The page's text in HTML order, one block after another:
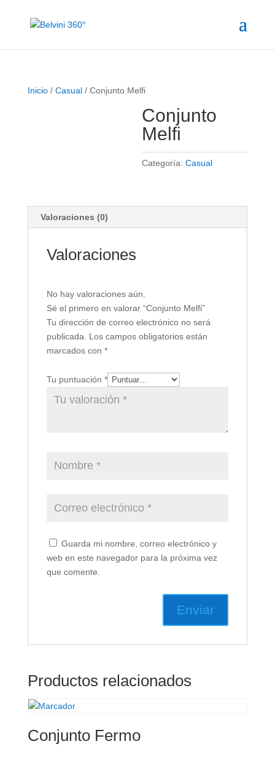
Inicio/ Casual/ Conjunto Melfi
Conjunto
Melfi
Categoría:Casual
Valoraciones (0)
Valoraciones
No hay valoraciones aún.
Sé el primero en valorar “Conjunto Melfi”
Tu dirección de correo electrónico no será
publicada.
Los campos obligatorios están
marcados con *
Tu puntuación *
Guarda mi nombre, correo electrónico y
web en este navegador para la próxima vez
que comente.
Productos relacionados
Conjunto Fermo